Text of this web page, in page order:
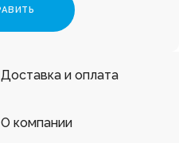
Доставка и оплата
О компании